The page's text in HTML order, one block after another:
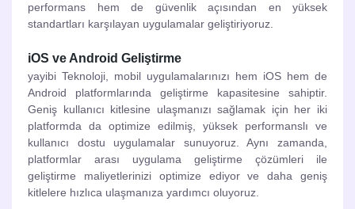
performans hem de güvenlik açısından en yüksek
standartları karşılayan uygulamalar geliştiriyoruz.
iOS ve Android Geliştirme
yayibi Teknoloji, mobil uygulamalarınızı hem iOS hem de
Android platformlarında geliştirme kapasitesine sahiptir.
Geniş kullanıcı kitlesine ulaşmanızı sağlamak için her iki
platformda da optimize edilmiş, yüksek performanslı ve
kullanıcı dostu uygulamalar sunuyoruz. Aynı zamanda,
platformlar arası uygulama geliştirme çözümleri ile
geliştirme maliyetlerinizi optimize ediyor ve daha geniş
kitlelere hızlıca ulaşmanıza yardımcı oluyoruz.